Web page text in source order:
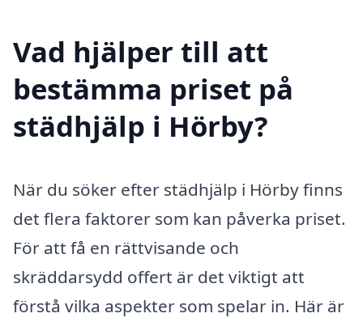
Vad hjälper till att
bestämma priset på
städhjälp i Hörby?
När du söker efter städhjälp i Hörby finns
det flera faktorer som kan påverka priset.
För att få en rättvisande och
skräddarsydd offert är det viktigt att
förstå vilka aspekter som spelar in. Här är